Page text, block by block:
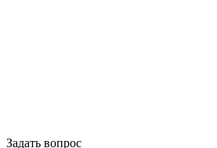
Задать вопрос